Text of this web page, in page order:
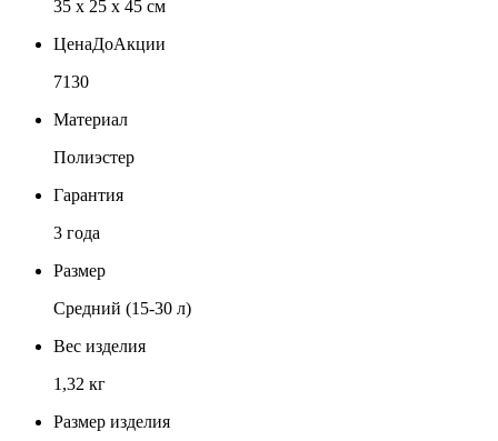
35 х 25 x 45 см
ЦенаДоАкции
7130
Материал
Полиэстер
Гарантия
3 года
Размер
Средний (15-30 л)
Вес изделия
1,32 кг
Размер изделия